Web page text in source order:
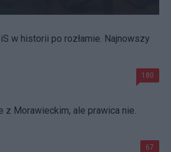
w historii po rozłamie. Najnowszy
180
z Morawieckim, ale prawica nie.
67